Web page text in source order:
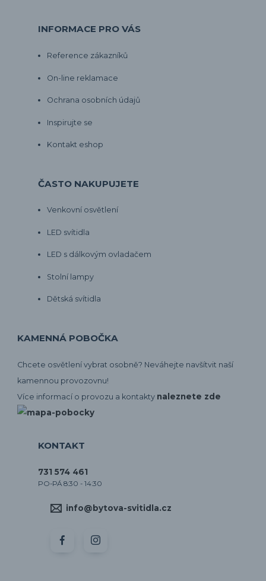
INFORMACE PRO VÁS
Reference zákazníků
On-line reklamace
Ochrana osobních údajů
Inspirujte se
Kontakt eshop
ČASTO NAKUPUJETE
Venkovní osvětlení
LED svítidla
LED s dálkovým ovladačem
Stolní lampy
Dětská svítidla
KAMENNÁ POBOČKA
Chcete osvětlení vybrat osobně? Neváhejte navšítvit naší
kamennou provozovnu!
Více informací o provozu a kontakty naleznete zde
KONTAKT
731 574 461
PO-PÁ 8:30 - 14:30
info@bytova-svitidla.cz